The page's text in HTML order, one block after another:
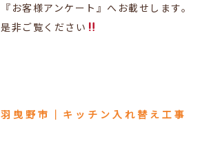
『お客様アンケート』へお載せします。
是非ご覧ください
羽曳野市｜キッチン入れ替え工事